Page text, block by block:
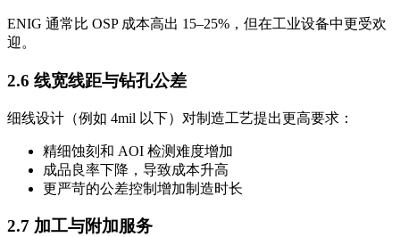
ENIG 通常比 OSP 成本高出 15–25%，但在工业设备中更受欢
迎。
2.6 线宽线距与钻孔公差
细线设计（例如 4mil 以下）对制造工艺提出更高要求：
精细蚀刻和 AOI 检测难度增加
成品良率下降，导致成本升高
更严苛的公差控制增加制造时长
2.7 加工与附加服务